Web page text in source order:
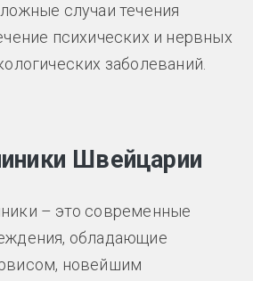
случаи течения
психических и нервных
заболеваний.
Швейцарии
– это современные
обладающие
новейшим